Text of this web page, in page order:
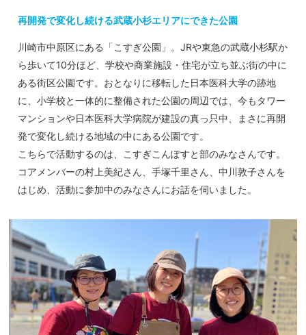
再開発で変化し続ける武蔵小杉エリアにできた公園
川崎市中原区にある「こすぎ公園」。JRや東急の武蔵小杉駅か
ら歩いて10分ほど、学校や商業施設・住宅が立ち並ぶ街の中に
ある街区公園です。おとなりに移転した日本医科大学の跡地
に、小学校と一体的に整備された公園の周辺では、今もタワー
マンションや日本医科大学病院が建設の真っ只中、まさに再開
発で変化し続ける地域の中にある公園です。
こちらで活動するのは、こすぎこんぽすと部のみなさんです。
コアメンバーの村上美紀さん、手塚千里さん、中川敦子さんを
はじめ、活動に参加中のみなさんにお話を伺いました。